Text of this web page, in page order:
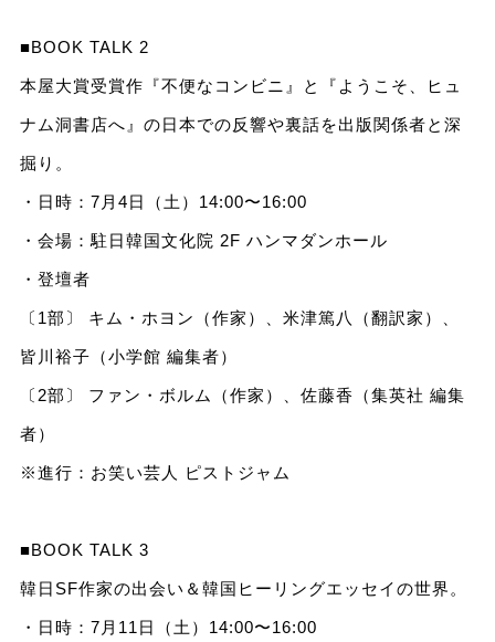
■BOOK TALK 2
本屋大賞受賞作『不便なコンビニ』と『ようこそ、ヒュ
ナム洞書店へ』の日本での反響や裏話を出版関係者と深
掘り。
・日時：7月4日（土）14:00〜16:00
・会場：駐日韓国文化院 2F ハンマダンホール
・登壇者
〔1部〕 キム・ホヨン（作家）、米津篤八（翻訳家）、
皆川裕子（小学館 編集者）
〔2部〕 ファン・ボルム（作家）、佐藤香（集英社 編集
者）
※進行：お笑い芸人 ピストジャム
■BOOK TALK 3
韓日SF作家の出会い＆韓国ヒーリングエッセイの世界。
・日時：7月11日（土）14:00〜16:00